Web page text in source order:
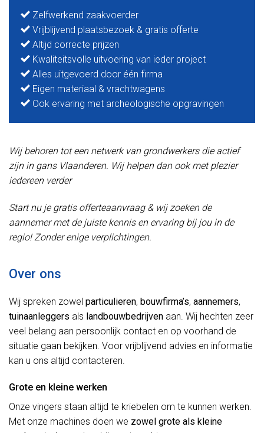
Zelfwerkend zaakvoerder
Vrijblijvend plaatsbezoek & gratis offerte
Altijd correcte prijzen
Kwaliteitsvolle uitvoering van ieder project
Alles uitgevoerd door één firma
Eigen materiaal & vrachtwagens
Ook ervaring met archeologische opgravingen
Wij behoren tot een netwerk van grondwerkers die actief
zijn in gans Vlaanderen. Wij helpen dan ook met plezier
iedereen verder
Start nu je gratis offerteaanvraag & wij zoeken de
aannemer met de juiste kennis en ervaring bij jou in de
regio! Zonder enige verplichtingen.
Over ons
Wij spreken zowel particulieren, bouwfirma’s, aannemers,
tuinaanleggers als landbouwbedrijven aan. Wij hechten zeer
veel belang aan persoonlijk contact en op voorhand de
situatie gaan bekijken. Voor vrijblijvend advies en informatie
kan u ons altijd contacteren.
Grote en kleine werken
Onze vingers staan altijd te kriebelen om te kunnen werken.
Met onze machines doen we zowel grote als kleine